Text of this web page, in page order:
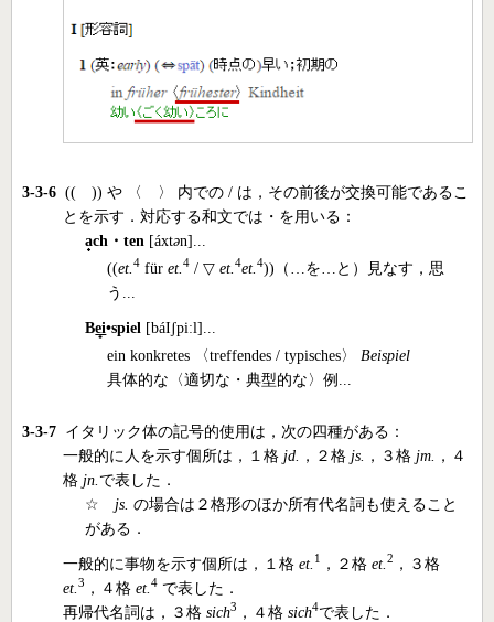
3-3-6(( )) や 〈 〉 内での / は，その前後が交換可能であるこ
とを示す．対応する和文では・を用いる：
ach・ten [áxtən]...
((et.4 füret.4 / ▽et.4et.4))（…を…と）見なす，思
う...
Bei•spiel [báIʃpiːl]...
ein konkretes 〈treffendes / typisches〉 Beispiel
具体的な〈適切な・典型的な〉例...
3-3-7イタリック体の記号的使用は，次の四種がある：
一般的に人を示す個所は，１格 jd. ，２格 js. ，３格 jm.
，４
格 jn. で表した．
☆ js. の場合は２格形のほか所有代名詞も使えること
がある．
一般的に事物を示す個所は，１格et. 1 ，２格et.2
，３格
et.3 ，４格et.4 で表した．
再帰代名詞は，３格sich3 ，４格sich4で表した．